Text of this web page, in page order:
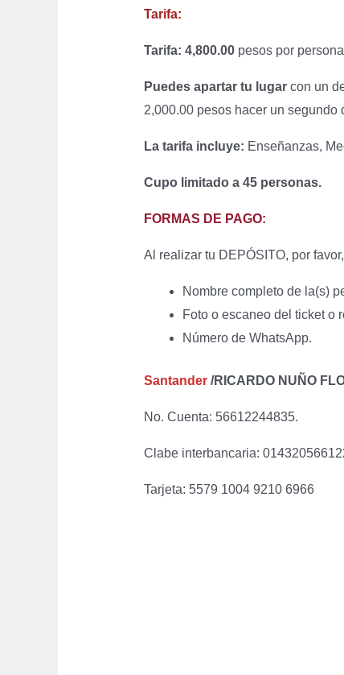
Tarifa:
Tarifa: 4,800.00pesos por
Puedes apartar tu lugarcon un
2,000.00 pesos hacer un
La tarifa incluye: Enseñanzas,
Cupo limitado a 45 personas.
FORMAS DE PAGO:
Al realizar tu DEPÓSITO, por
Nombre completo de la(s)
Foto o escaneo del ticket o
Número de WhatsApp.
Santander/RICARDO NUÑO
No. Cuenta: 56612244835.
Clabe interbancaria:
Tarjeta: 5579 1004 9210 6966